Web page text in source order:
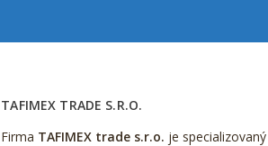
TAFIMEX TRADE S.R.O.
Firma TAFIMEX trade s.r.o. je